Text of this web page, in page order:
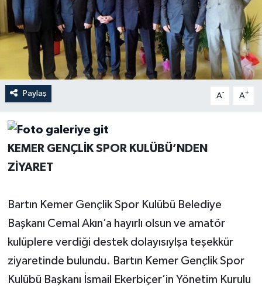
Paylaş A- A+
KEMER GENÇLİK SPOR KULÜBÜ’NDEN
ZİYARET
Bartın Kemer Gençlik Spor Kulübü Belediye
Başkanı Cemal Akın’a hayırlı olsun ve amatör
kulüplere verdiği destek dolayısıylşa teşekkür
ziyaretinde bulundu. Bartın Kemer Gençlik Spor
Kulübü Başkanı İsmail Ekerbiçer’in Yönetim Kurulu
Siyaset
Tarım
Turizm
Yaşam
Yerel Yönetimler